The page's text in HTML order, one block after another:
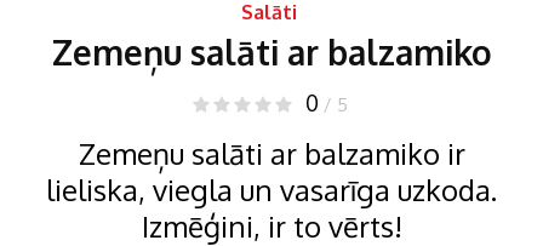
Salāti
Zemeņu salāti ar balzamiko
0 / 5
Zemeņu salāti ar balzamiko ir
lieliska, viegla un vasarīga uzkoda.
Izmēģini, ir to vērts!